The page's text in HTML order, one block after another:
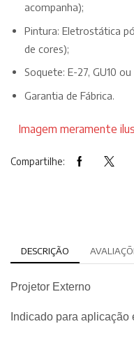
acompanha);
Pintura: Eletrostática
de cores);
Soquete: E-27, GU10 ou
Garantia de Fábrica.
Imagem meramente
Compartilhe:
DESCRIÇÃO
Projetor Externo
Indicado para